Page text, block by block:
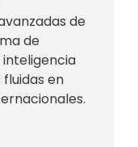
de
de
en